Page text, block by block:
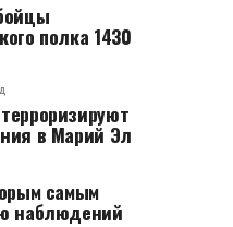
полка 1430
в Марий Эл
самым
наблюдений